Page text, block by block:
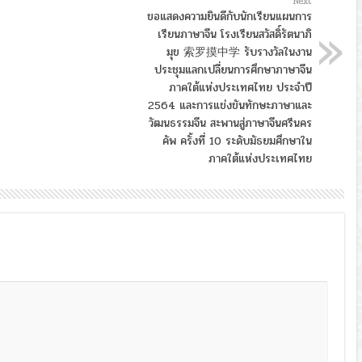
ขอแสดงความยินดีกับนักเรียนแผนการ
เรียนภาษาจีน โรงเรียนสวัสดิ์รัตนาภิ
มุข 索罗摸中学 รับรางวัลในงาน
ประชุมแลกเปลี่ยนการศึกษาภาษาจีน
ภาคใต้แห่งประเทศไทย ประจำปี
2564 และการแข่งขันทักษะภาษาและ
วัฒนธรรมจีน สะพานสู่ภาษาจีนศรีนคร
คัพ ครั้งที่ 10 ระดับมัธยมศึกษาใน
ภาคใต้แห่งประเทศไทย